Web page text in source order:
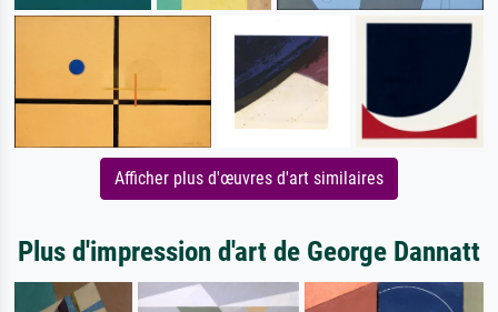
Afficher plus d'œuvres d'art similaires
Plus d'impression d'art de George Dannatt